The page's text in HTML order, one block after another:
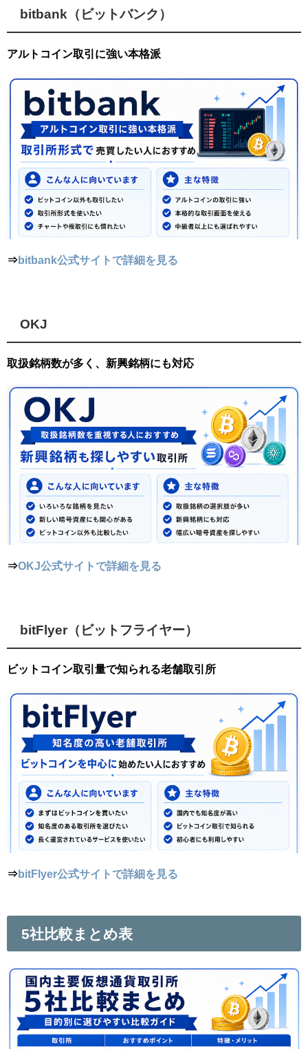
bitbank（ビットバンク）
アルトコイン取引に強い本格派
⇒bitbank公式サイトで詳細を見る
OKJ
取扱銘柄数が多く、新興銘柄にも対応
⇒OKJ公式サイトで詳細を見る
bitFlyer（ビットフライヤー）
ビットコイン取引量で知られる老舗取引所
⇒bitFlyer公式サイトで詳細を見る
5社比較まとめ表